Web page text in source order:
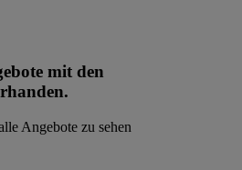
mit den
Angebote zu sehen